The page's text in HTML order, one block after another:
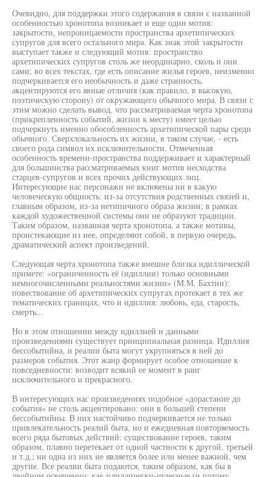
Очевидно, для поддержки этого содержания в связи с названной
особенностью хронотопа возникает и еще один мотив:
закрытости, непроницаемости пространства архетипических
супругов для всего остального мира. Как знак этой закрытости
выступает также и следующий мотив: пространство
архетипических супругов столь же неординарно, сколь и они
сами; во всех текстах, где есть описание жилья героев, неизменно
подчеркивается его необычность и даже странность,
акцентируются его явные отличия (как правило, в высокую,
поэтическую сторону) от окружающего обычного мира. В связи с
этим можно сделать вывод, что рассматриваемая черта хронотопа
(прикрепленность событий, жизни к месту) имеет целью
подчеркнуть именно обособленность архетипической пары среди
обычного. Сверхлокальность их жизни, в таком случае, - есть
своего рода символ их исключительности. Отмеченная
особенность времени-пространства поддерживает и характерный
для большинства рассматриваемых книг мотив несходства
старцев-супругов и всех прочих действующих лиц.
Интересующие нас персонажи не включены ни в какую
человеческую общность: из-за отсутствия родственных связей и,
главным образом, из-за нетипичного образа жизни; в рамках
каждой художественной системы они не образуют традиции.
Таким образом, названная черта хронотопа, а также мотивы,
проистекающие из нее, определяют собой, в первую очередь,
драматический аспект произведений.
Следующая черта хронотопа также внешне близка идиллической
примете: «ограниченность её (идиллии) только основными
немногочисленными реальностями жизни» (М.М. Бахтин):
повествование об архетипических супругах протекает в тех же
тематических границах, что и идиллия: любовь, еда, старость,
смерть...
Но в этом отношении между идиллией и данными
произведениями существует принципиальная разница. Идиллия
бессобытийна, и реалии быта могут укрупняться в ней до
размеров события. Этот жанр формирует особое отношение к
повседневности: возводит всякий ее момент в ранг
исключительного и прекрасного.
В интересующих нас произведениях подобное «дорастание до
события» не столь акцентировано: они в большей степени
бессобытийны. В них настойчиво подчеркивается не только
привлекательность реалий быта, но и ежедневная повторяемость
всего ряда бытовых действий: существование героев, таким
образом, плавно перетекает от одной частности к другой, третьей
и т.д.; ни одна из них не является более или менее важной, чем
другие. Все реалии быта подаются, таким образом, как бы в